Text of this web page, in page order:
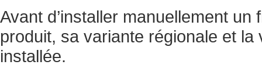
Avant d’installer manuellement
produit, sa variante régionale et
installée.